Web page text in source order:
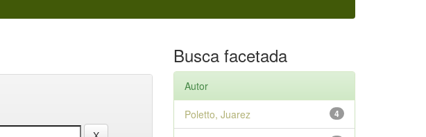
Busca facetada
Autor
4
Poletto, Juarez